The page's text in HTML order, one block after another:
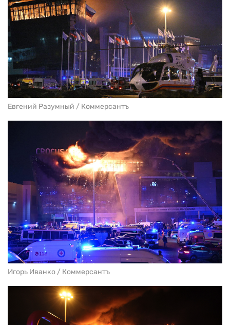
Евгений Разумный / Коммерсантъ
Игорь Иванко / Коммерсантъ